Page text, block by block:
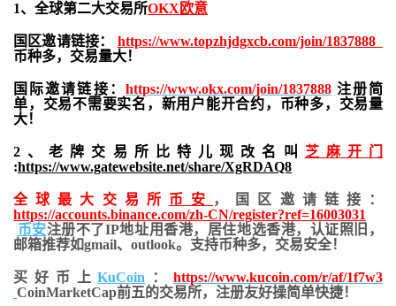
1、全球第二大交易所OKX欧意
国区邀请链接： https://www.topzhjdgxcb.com/join/1837888
币种多，交易量大！
国际邀请链接： https://www.okx.com/join/1837888注册简
单，交易不需要实名，新用户能开合约， 币种多，交易量
大！
2、老牌交易所比特儿现改名叫 芝麻开门
:https://www.gatewebsite.net/share/XgRDAQ8
全球最大交易所 币安
，国区邀请链接：
https://accounts.binance.com/zh-CN/register?ref=16003031
币安注册不了IP地址用香港，居住地选香港，认证照旧，
邮箱推荐如gmail、outlook。支持币种多，交易安全！
买好币上KuCoin ：https://www.kucoin.com/r/af/1f7w3
CoinMarketCap前五的交易所，注册友好操简单快捷！